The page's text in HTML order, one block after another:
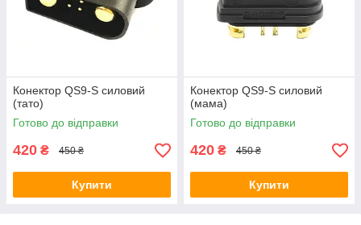
Конектор QS9-S силовий
(тато)
Готово до відправки
420 ₴ 450 ₴
Купити
Конектор QS9-S силовий
(мама)
Готово до відправки
420 ₴ 450 ₴
Купити